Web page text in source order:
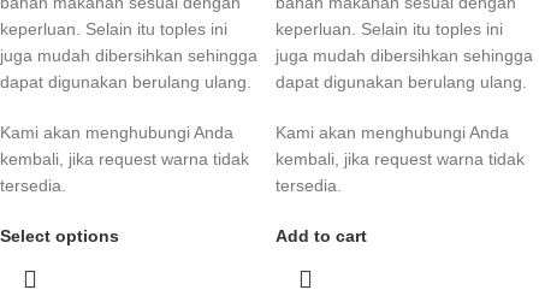
keperluan. Selain itu toples ini
juga mudah dibersihkan sehingga
dapat digunakan berulang ulang.
Kami akan menghubungi Anda
kembali, jika request warna tidak
tersedia.
Select options
keperluan. Selain itu toples ini
juga mudah dibersihkan sehingga
dapat digunakan berulang ulang.
Kami akan menghubungi Anda
kembali, jika request warna tidak
tersedia.
Add to cart